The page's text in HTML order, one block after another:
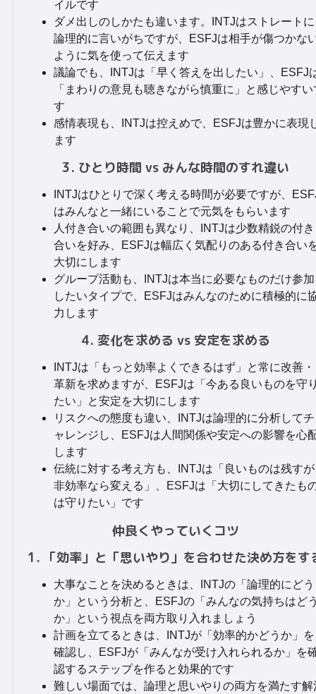
イルです
ダメ出しのしかたも違います。INTJはストレートに
論理的に言いがちですが、ESFJは相手が傷つかな
ように気を使って伝えます
議論でも、INTJは「早く答えを出したい」、ESFJ
「まわりの意見も聴きながら慎重に」と感じやすい
す
感情表現も、INTJは控えめで、ESFJは豊かに表現
ます
3. ひとり時間 vs みんな時間のすれ違い
INTJはひとりで深く考える時間が必要ですが、
はみんなと一緒にいることで元気をもらいます
人付き合いの範囲も異なり、INTJは少数精鋭の付き
合いを好み、ESFJは幅広く気配りのある付き合い
大切にします
グループ活動も、INTJは本当に必要なものだけ参加
したいタイプで、ESFJはみんなのために積極的に
力します
4. 変化を求める vs 安定を求める
INTJは「もっと効率よくできるはず」と常に改善・
革新を求めますが、ESFJは「今ある良いものを守
たい」と安定を大切にします
リスクへの態度も違い、INTJは論理的に分析してチ
ャレンジし、ESFJは人間関係や安定への影響を心
します
伝統に対する考え方も、INTJは「良いものは残すが
非効率なら変える」、ESFJは「大切にしてきたも
は守りたい」です
仲良くやっていくコツ
1. 「効率」と「思いやり」を合わせた決め方をす
大事なことを決めるときは、INTJの「論理的にどう
か」という分析と、ESFJの「みんなの気持ちはど
か」という視点を両方取り入れましょう
計画を立てるときは、INTJが「効率的かどうか」を
確認し、ESFJが「みんなが受け入れられるか」を
認するステップを作ると効果的です
難しい場面では、論理と思いやりの両方を満たす解